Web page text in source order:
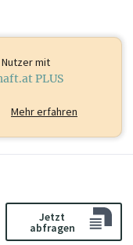
mit
PLUS
Mehr erfahren
Jetzt
abfragen